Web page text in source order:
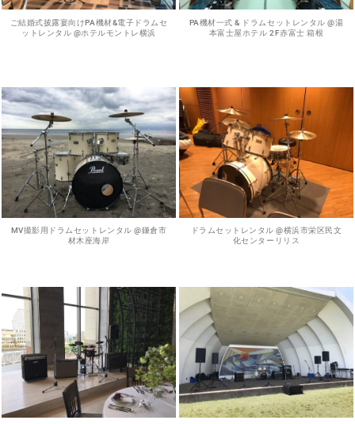
ご結婚式披露宴向けPA機材&電子ドラムセ
ットレンタル @ホテルモントレ横浜
PA機材一式 & ドラムセットレンタル @湯
本富士屋ホテル 2F赤富士 箱根
MV撮影用ドラムセットレンタル @鎌倉市
材木座海岸
ドラムセットレンタル @横浜市栄区民文
化センターリリス